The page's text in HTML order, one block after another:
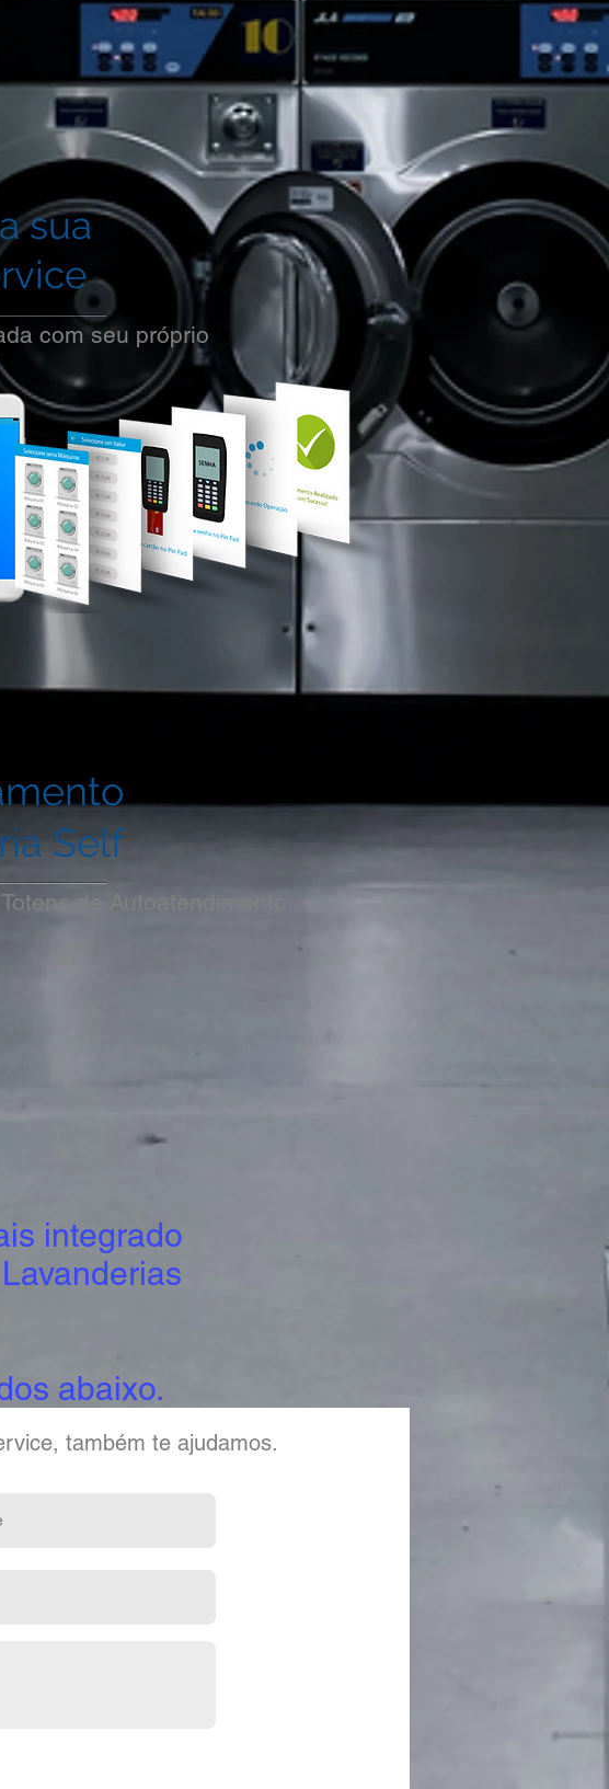
sua
com seu próprio
Self
de Autoatendimento
integrado
abaixo.
também te ajudamos.